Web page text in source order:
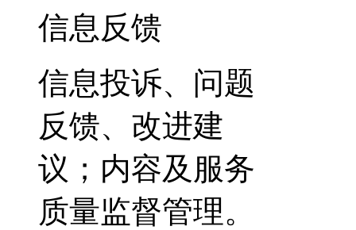
信息反馈
信息投诉、问题
反馈、改进建
议；内容及服务
质量监督管理。